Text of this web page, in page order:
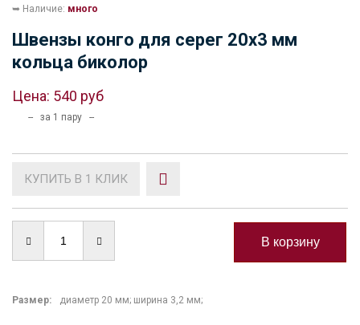
➥ Наличие: много
Швензы конго для серег 20х3 мм
кольца биколор
Цена: 540 руб
-- за 1 пару --
КУПИТЬ В 1 КЛИК
Размер: диаметр 20 мм; ширина 3,2 мм;